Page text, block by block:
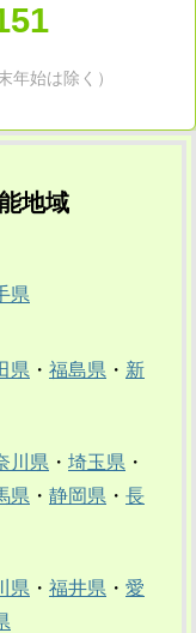
年始は除く）
地域
県
県 ・ 福島県 ・ 新
川県 ・ 埼玉県 ・
県 ・ 静岡県 ・ 長
県 ・ 福井県 ・ 愛